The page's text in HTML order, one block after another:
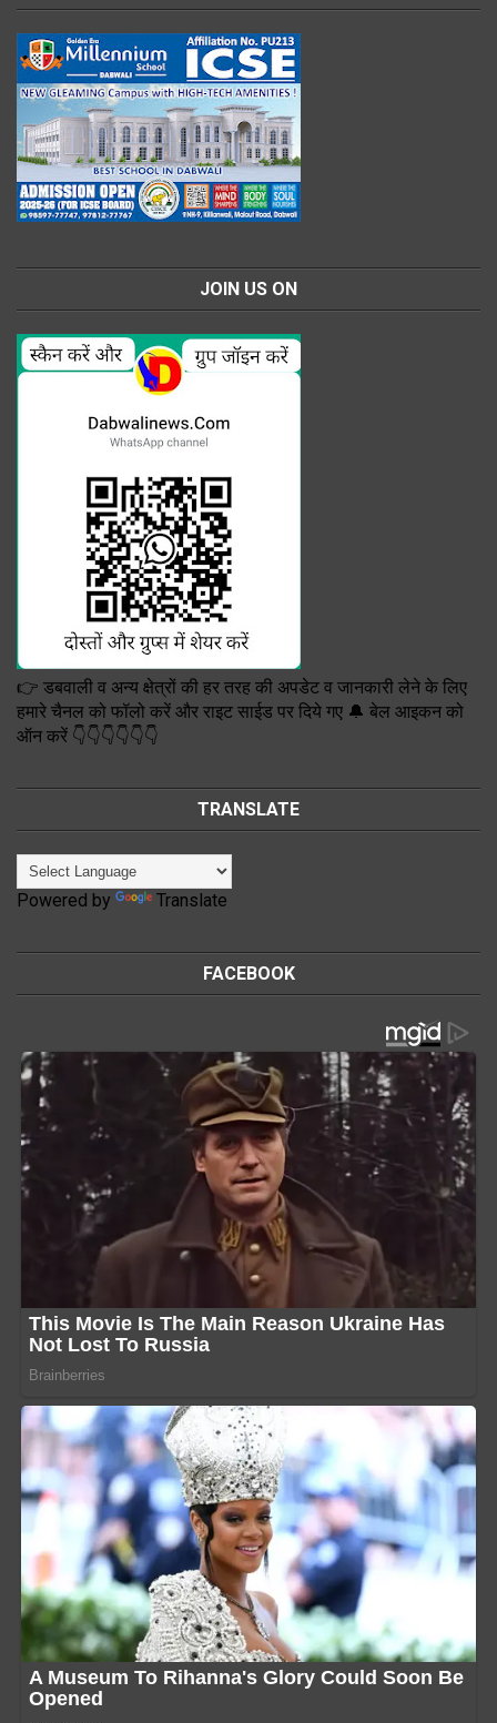
JOIN US ON
👉 डबवाली व अन्य क्षेत्रों की हर तरह की अपडेट व जानकारी लेने के लिए
हमारे चैनल को फॉलो करें और राइट साईड पर दिये गए 🔔 बेल आइकन को
ऑन करें 👇👇👇👇👇👇
TRANSLATE
Powered by Translate
FACEBOOK